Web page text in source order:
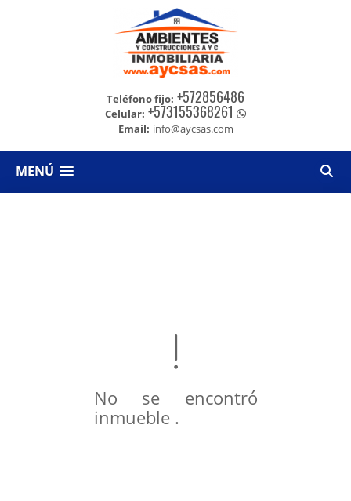
Teléfono fijo: +572856486
Celular: +573155368261
Email: info@aycsas.com
MENÚ
No se encontró
inmueble .